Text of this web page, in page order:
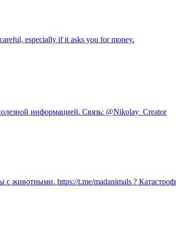
especially if it asks you for money.
информацией. Связь: @Nikolay_Creator
животными. https://t.me/madanimals ?